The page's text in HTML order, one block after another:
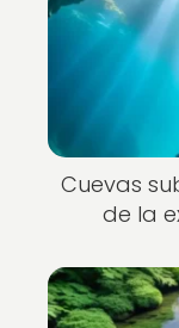
Cuevas
de la